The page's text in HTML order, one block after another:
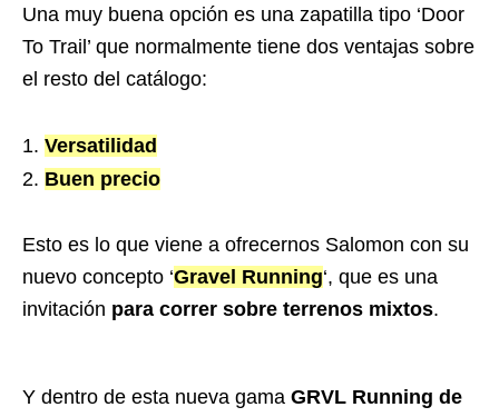
Una muy buena opción es una zapatilla tipo ‘Door
To Trail’ que normalmente tiene dos ventajas sobre
el resto del catálogo:
Versatilidad
Buen precio
Esto es lo que viene a ofrecernos Salomon con su
nuevo concepto ‘Gravel Running‘, que es una
invitación para correr sobre terrenos mixtos.
Y dentro de esta nueva gama GRVL Running de